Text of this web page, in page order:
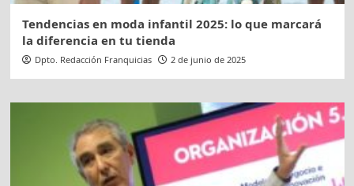
Tendencias en moda infantil 2025: lo que marcará
la diferencia en tu tienda
Dpto. Redacción Franquicias 2 de junio de 2025